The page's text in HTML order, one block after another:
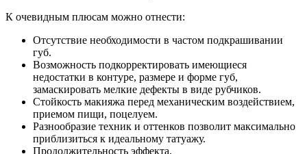
К очевидным плюсам можно отнести:
Отсутствие необходимости в частом подкрашивании
губ.
Возможность подкорректировать имеющиеся
недостатки в контуре, размере и форме губ,
замаскировать мелкие дефекты в виде рубчиков.
Стойкость макияжа перед механическим воздействием,
приемом пищи, поцелуем.
Разнообразие техник и оттенков позволит максимально
приблизиться к идеальному татуажу.
Продолжительность эффекта.